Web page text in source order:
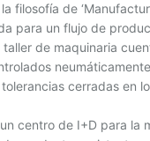
filosofía de
para un flujo de
taller de maquinaria
cerradas en
centro de I+D para la